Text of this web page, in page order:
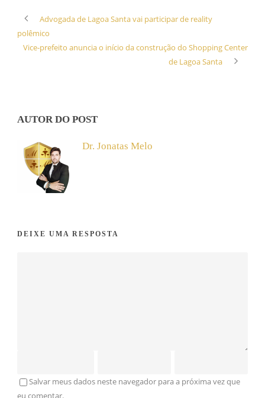
Advogada de Lagoa Santa vai participar de reality
polêmico
Vice-prefeito anuncia o início da construção do Shopping Center
de Lagoa Santa
AUTOR DO POST
Dr. Jonatas Melo
DEIXE UMA RESPOSTA
Salvar meus dados neste navegador para a próxima vez que
eu comentar.